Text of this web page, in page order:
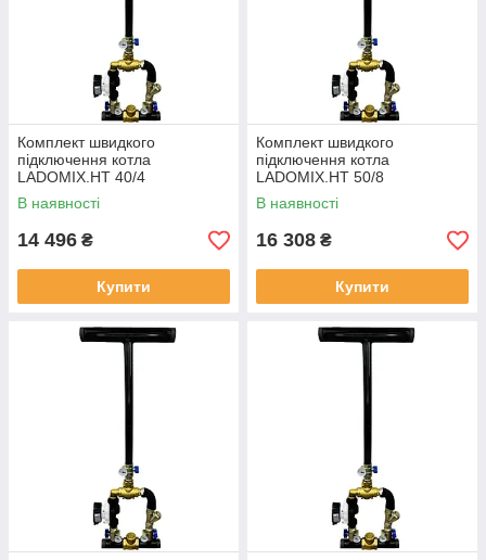
Комплект швидкого
підключення котла
LADOMIX.HT 40/4
термозмішувальний вузол
55°C, Dn40 (1 1/2") KVANT
В наявності
14 496 ₴
Купити
Комплект швидкого
підключення котла
LADOMIX.HT 50/8
термозмішувальний вузол
55°C, Dn50 (2") KVANT
В наявності
16 308 ₴
Купити